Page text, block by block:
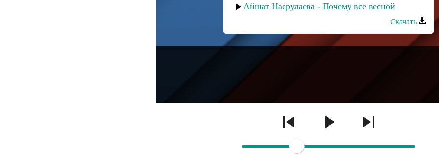
Айшат Насрулаева - Почему все весной
Скачать